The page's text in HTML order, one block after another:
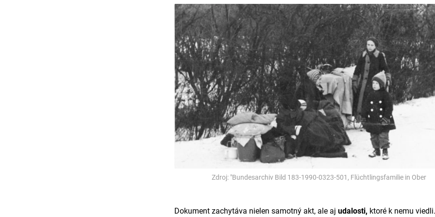
Zdroj: "Bundesarchiv Bild 183-1990-0323-501, Flüchtlingsfamilie in Ober
Dokument zachytáva nielen samotný akt, ale aj udalosti, ktoré k nemu viedli.